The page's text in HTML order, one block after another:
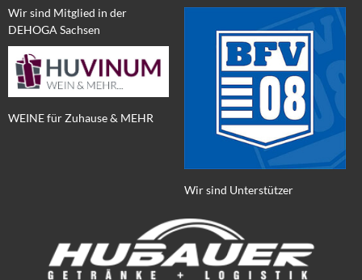
Wir sind Mitglied in der
DEHOGA Sachsen
WEINE für Zuhause & MEHR
Wir sind Unterstützer